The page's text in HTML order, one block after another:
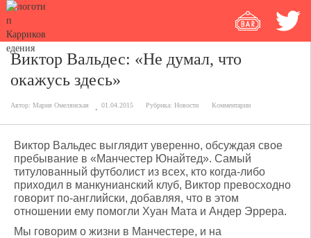
Виктор Вальдес: «Не думал, что
окажусь здесь»
Автор: Мария Омелянская 01.04.2015 Рубрика: Новости Комментарии
Виктор Вальдес выглядит уверенно, обсуждая свое
пребывание в «Манчестер Юнайтед». Самый
титулованный футболист из всех, кто когда-либо
приходил в манкунианский клуб, Виктор превосходно
говорит по-английски, добавляя, что в этом
отношении ему помогли Хуан Мата и Андер Эррера.
Мы говорим о жизни в Манчестере, и на